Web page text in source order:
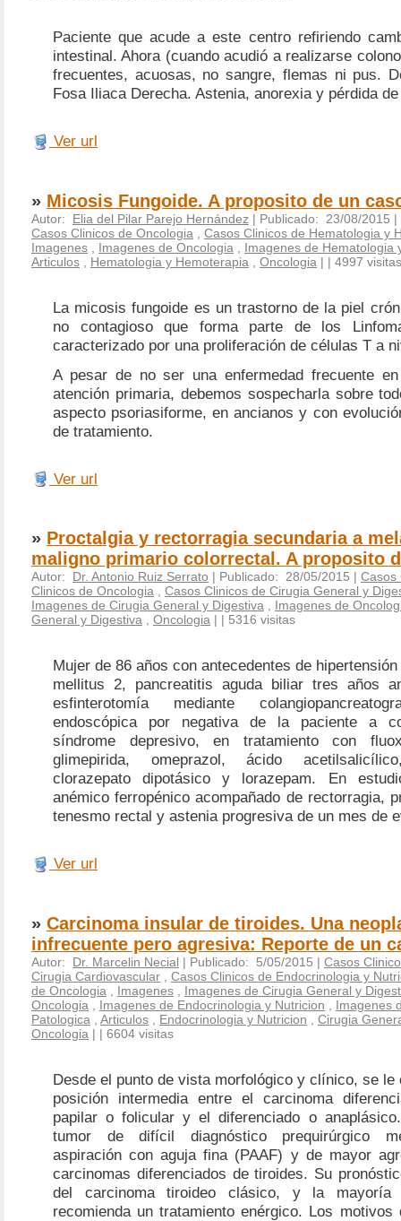
Paciente que acude a este centro refiriendo
intestinal. Ahora (cuando acudió a realizarse
frecuentes, acuosas, no sangre, flemas ni pus.
Fosa Iliaca Derecha. Astenia, anorexia y pérdida
Ver url
» Micosis Fungoide. A proposito de un
Autor: Elia del Pilar Parejo Hernández | Publicado: 23/08/2015 |
Casos Clinicos de Oncologia
Casos Clinicos de Hematologia y
Imagenes
Imagenes de Oncologia
Imagenes de Hematologia
Articulos
Hematologia y Hemoterapia Oncologia | | 4997 visitas
La micosis fungoide es un trastorno de la piel
no contagioso que forma parte de los
caracterizado por una proliferación de células T a
A pesar de no ser una enfermedad frecuente
atención primaria, debemos sospecharla sobre
aspecto psoriasiforme, en ancianos y con
de tratamiento.
Ver url
» Proctalgia y rectorragia secundaria a
maligno primario colorrectal. A proposito
Autor: Dr. Antonio Ruiz Serrato | Publicado: 28/05/2015 | Casos
Clinicos de Oncologia , Casos Clinicos de Cirugia General y
Imagenes de Cirugia General y Digestiva , Imagenes de
General y Digestiva , Oncologia | | 5316 visitas
Mujer de 86 años con antecedentes de
mellitus 2, pancreatitis aguda biliar tres años
esfinterotomía mediante
endoscópica por negativa de la paciente a
síndrome depresivo, en tratamiento con
glimepirida, omeprazol, ácido
clorazepato dipotásico y lorazepam. En
anémico ferropénico acompañado de rectorragia,
tenesmo rectal y astenia progresiva de un mes de
Ver url
» Carcinoma insular de tiroides. Una
infrecuente pero agresiva: Reporte de un
Autor: Dr. Marcelin Necial | Publicado: 5/05/2015 | Casos
Cirugia Cardiovascular
Casos Clinicos de Endocrinologia y
de Oncologia
Imagenes
Imagenes de Cirugia General y
Oncologia
Imagenes de Endocrinologia y Nutricion
Imagenes
Patologica
Articulos Endocrinologia y Nutricion
Cirugia
Oncologia | | 6604 visitas
Desde el punto de vista morfológico y clínico, se le
posición intermedia entre el carcinoma
papilar o folicular y el diferenciado o
tumor de difícil diagnóstico prequirúrgico
aspiración con aguja fina (PAAF) y de mayor
carcinomas diferenciados de tiroides. Su
del carcinoma tiroideo clásico, y la
recomienda un tratamiento enérgico. Los